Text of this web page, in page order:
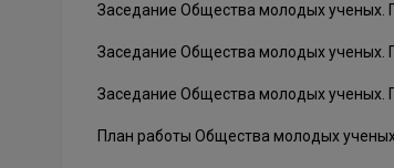
Заседание Общества молодых ученых.
Заседание Общества молодых ученых.
Заседание Общества молодых ученых.
План работы Общества молодых